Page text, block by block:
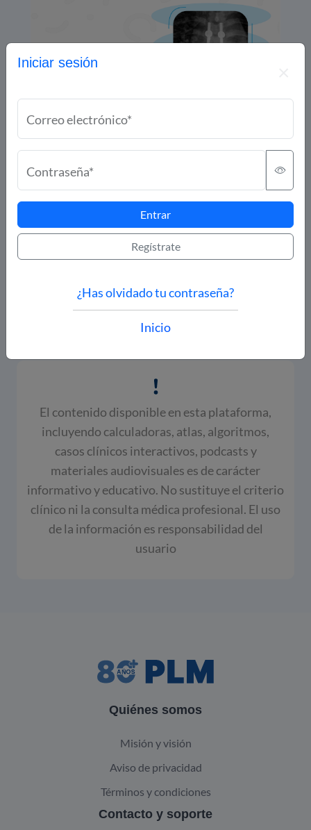
El contenido disponible en esta plataforma,
incluyendo calculadoras, atlas, algoritmos,
casos clínicos interactivos, podcasts y
materiales audiovisuales es de carácter
informativo y educativo. No sustituye el criterio
clínico ni la consulta médica profesional. El uso
de la información es responsabilidad del
usuario
Iniciar sesión
Correo electrónico*
Contraseña*
Entrar
Regístrate
¿Has olvidado tu contraseña?
Inicio
Quiénes somos
Misión y visión
Aviso de privacidad
Términos y condiciones
Contacto y soporte